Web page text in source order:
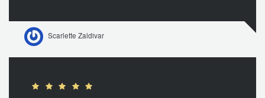
Scarlette Zaldivar